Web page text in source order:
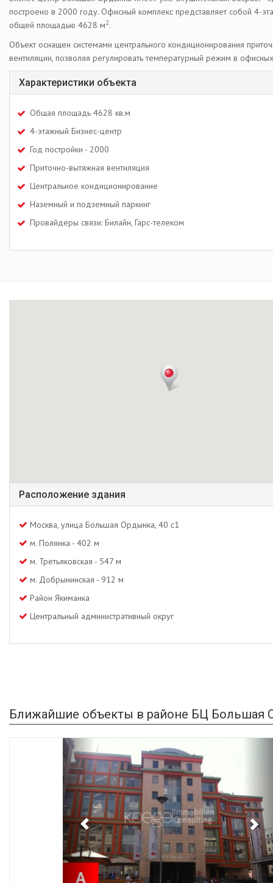
построено в 2000 году. Офисный комплекс представляет собой 4-
общей площадью 4628 м2.
Объект оснащен системами центрального кондиционирования
вентиляции, позволяя регулировать температурный режим в
Характеристики объекта
Общая площадь 4628 кв.м
4-этажный Бизнес-центр
Год постройки - 2000
Приточно-вытяжная вентиляция
Центральное кондиционирование
Наземный и подземный паркинг
Провайдеры связи: Билайн, Гарс-телеком
Расположение здания
Москва, улица Большая Ордынка, 40 с1
м. Полянка - 402 м
м. Третьяковская - 547 м
м. Добрынинская - 912 м
Район Якиманка
Центральный административный округ
Ближайшие объекты в районе БЦ Большая
Previous